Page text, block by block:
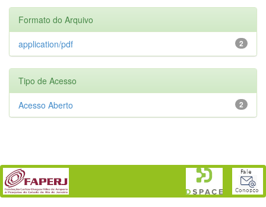
Formato do Arquivo
2
application/pdf
Tipo de Acesso
2
Acesso Aberto